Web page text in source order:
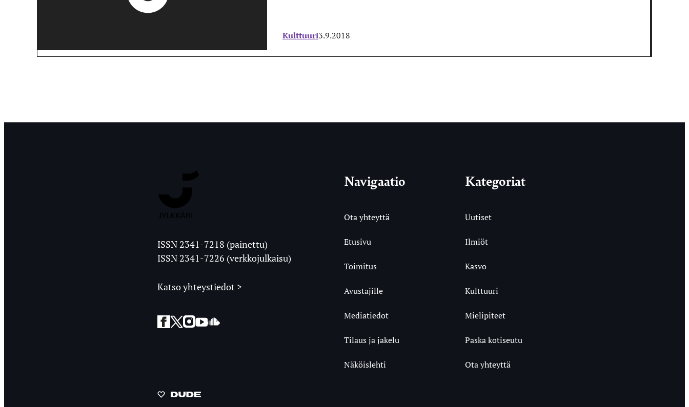
Kulttuuri3.9.2018
Ylioppilaslehti
ISSN 2341-7218 (painettu)
ISSN 2341-7226 (verkkojulkaisu)
Katso yhteystiedot >
Facebook
Twitter
Instagram
YouTubeSoundCloud
Navigaatio
Ota yhteyttä
Etusivu
Toimitus
Avustajille
Mediatiedot
Tilaus ja jakelu
Näköislehti
Kategoriat
Uutiset
Ilmiöt
Kasvo
Kulttuuri
Mielipiteet
Paska kotiseutu
Ota yhteyttä